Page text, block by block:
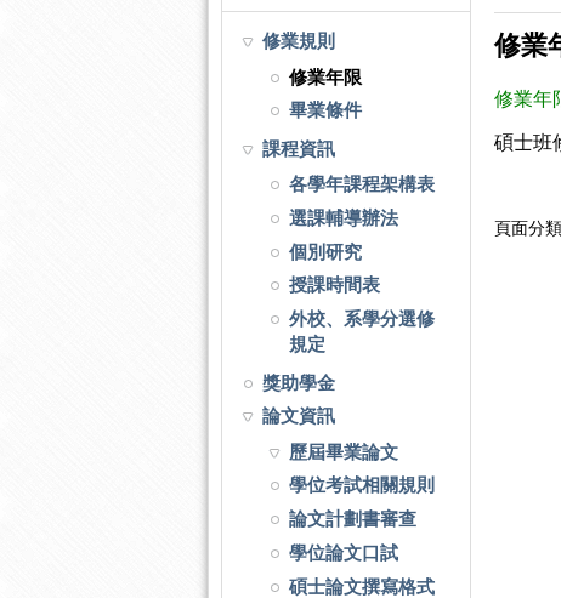
修業規則
修業年限
畢業條件
課程資訊
各學年課程架構表
選課輔導辦法
個別研究
授課時間表
外校、系學分選修
規定
獎助學金
論文資訊
歷屆畢業論文
學位考試相關規則
論文計劃書審查
學位論文口試
碩士論文撰寫格式
修業
修業年
碩士班
頁面分